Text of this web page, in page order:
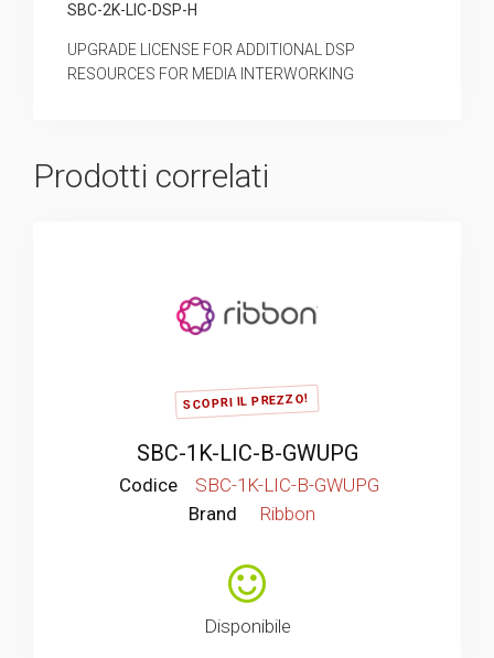
SBC-2K-LIC-DSP-H
UPGRADE LICENSE FOR ADDITIONAL DSP
RESOURCES FOR MEDIA INTERWORKING
Prodotti correlati
SCOPRI IL PREZZO!
SBC-1K-LIC-B-GWUPG
Codice
SBC-1K-LIC-B-GWUPG
Brand
Ribbon
Disponibile